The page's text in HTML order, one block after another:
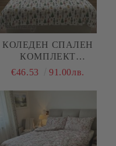
КОЛЕДЕН СПАЛЕН
КОМПЛЕКТ
"ЛЕШНИОТРОШАЧИ",
4 ЧАСТИ,
€46.53 91.00лв.